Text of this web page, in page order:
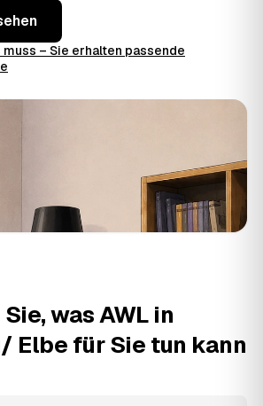
muss – Sie erhalten passende
was AWL in
Elbe für Sie tun kann